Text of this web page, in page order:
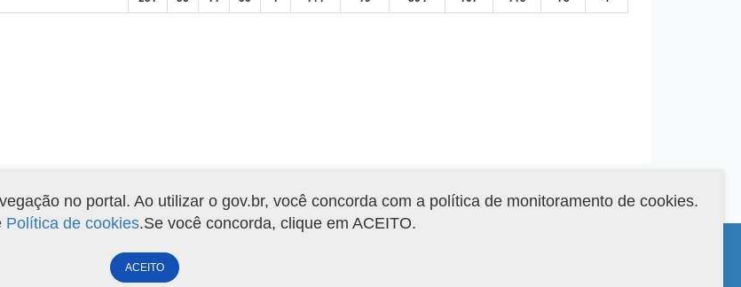
Gerar arquivo XLS
no portal. Ao utilizar o gov.br, você concorda com a política de monitoramento de cookies.
Política de cookies.Se você concorda, clique em ACEITO.
ACEITO